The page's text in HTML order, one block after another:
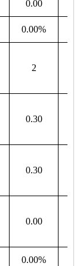
0.00
0.00%
2
0.30
0.30
0.00
0.00%